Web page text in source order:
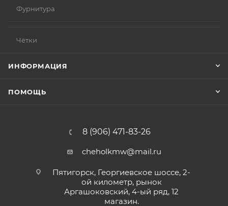
Фурнитура
Чётки
ИНФОРМАЦИЯ
ПОМОЩЬ
8 (906) 471-83-26
cheholkmw@mail.ru
Пятигорск, Георгиевское шоссе, 2-
ой километр, рынок
Аргашоковский, 4-ый ряд, 12
магазин.